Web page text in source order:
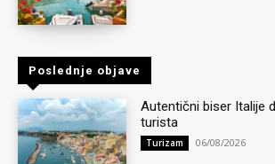
Poslednje objave
Autentični biser Italije
turista
Turizam 06/08/2026